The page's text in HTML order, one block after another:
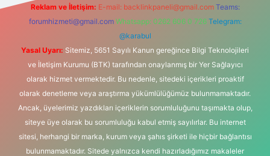
Reklam ve İletişim: E-mail: backlinkpaneli@gmail.com Teams:
forumhizmeti@gmail.com Whatsapp: 0262 606 0 726 Telegram:
@karabul
Yasal Uyarı: Sitemiz, 5651 Sayılı Kanun gereğince Bilgi Teknolojileri
ve İletişim Kurumu (BTK) tarafından onaylanmış bir Yer Sağlayıcı
olarak hizmet vermektedir. Bu nedenle, sitedeki içerikleri proaktif
olarak denetleme veya araştırma yükümlülüğümüz bulunmamaktadır.
Ancak, üyelerimiz yazdıkları içeriklerin sorumluluğunu taşımakta olup,
siteye üye olarak bu sorumluluğu kabul etmiş sayılırlar. Bu internet
sitesi, herhangi bir marka, kurum veya şahıs şirketi ile hiçbir bağlantısı
bulunmamaktadır. Sitede yalnızca kendi hazırladığımız makaleler